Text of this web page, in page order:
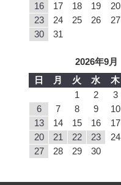
16
17 18 19 20
23
24 25 26 27
30
31
2026年9月
日
月 火 水 木
1
2 3
6
7 8 9 10
13
14 15 16 17
20
21 22 23 24
27
28 29 30